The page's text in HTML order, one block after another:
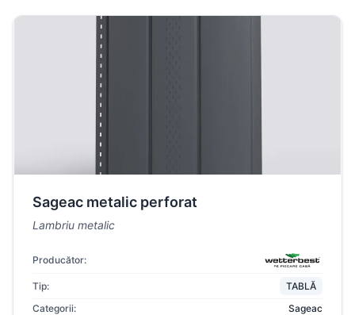
Sageac metalic perforat
Lambriu metalic
Producător:
Tip:
TABLĂ
Categorii:
Sageac